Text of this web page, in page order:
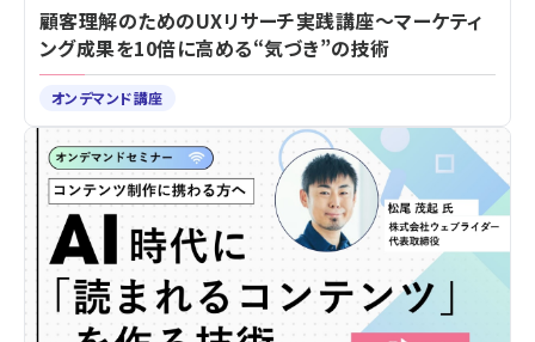
顧客理解のためのUXリサーチ実践講座～マーケティ
ング成果を10倍に高める“気づき”の技術
オンデマンド講座